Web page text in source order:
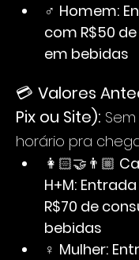
♂ Homem:
com R$50
em bebidas
💳 Valores
Pix ou Site):
horário pra
👩🏻‍🤝‍👨🏼
H+M:
R$70 de
bebidas
♀ Mulher: